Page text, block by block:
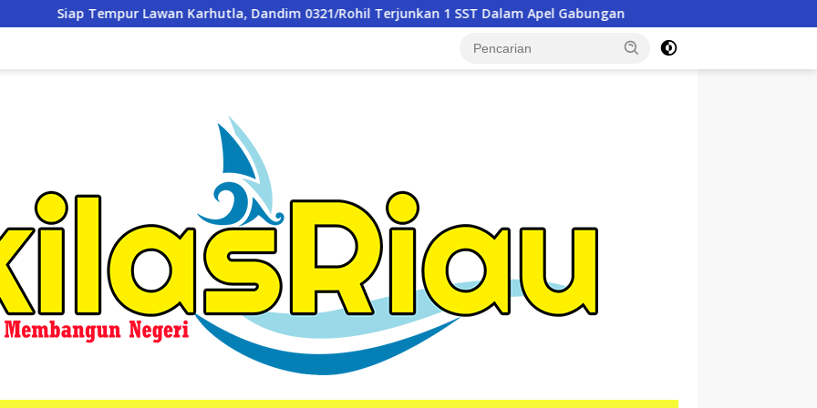
Karhutla, Dandim 0321/Rohil Terjunkan 1 SST Dalam Apel Gabungan Kementerian ATR/BPN, KPK, dan Pemda